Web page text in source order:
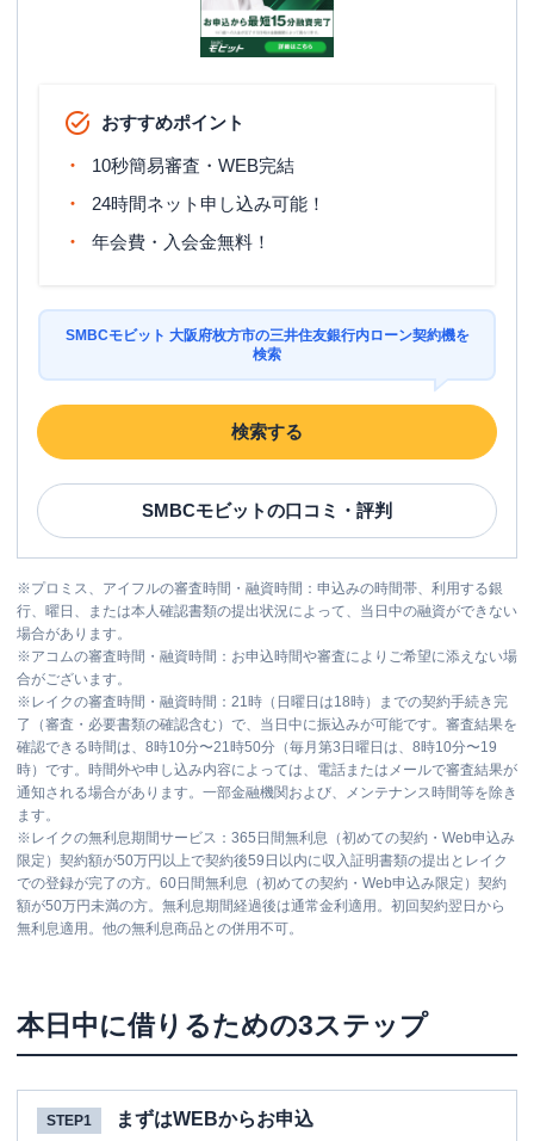
おすすめポイント
10秒簡易審査・WEB完結
24時間ネット申し込み可能！
年会費・入会金無料！
SMBCモビット 大阪府枚方市の三井住友銀行内ローン契約機を
検索
検索する
SMBCモビットの口コミ・評判
※プロミス、アイフルの審査時間・融資時間：申込みの時間帯、利用する銀
行、曜日、または本人確認書類の提出状況によって、当日中の融資ができない
場合があります。
※アコムの審査時間・融資時間：お申込時間や審査によりご希望に添えない場
合がございます。
※ レイクの審査時間・融資時間：21時（日曜日は18時）までの契約手続き完
了（審査・必要書類の確認含む）で、当日中に振込みが可能です。審査結果を
確認できる時間は、8時10分〜21時50分（毎月第3日曜日は、8時10分〜19
時）です。時間外や申し込み内容によっては、電話またはメールで審査結果が
通知される場合があります。一部金融機関および、メンテナンス時間等を除き
ます。
※ レイクの無利息期間サービス：365日間無利息（初めての契約・Web申込み
限定）契約額が50万円以上で契約後59日以内に収入証明書類の提出とレイク
での登録が完了の方。60日間無利息（初めての契約・Web申込み限定）契約
額が50万円未満の方。無利息期間経過後は通常金利適用。初回契約翌日から
無利息適用。他の無利息商品との併用不可。
本日中に借りるための3ステップ
STEP1 まずはWEBからお申込